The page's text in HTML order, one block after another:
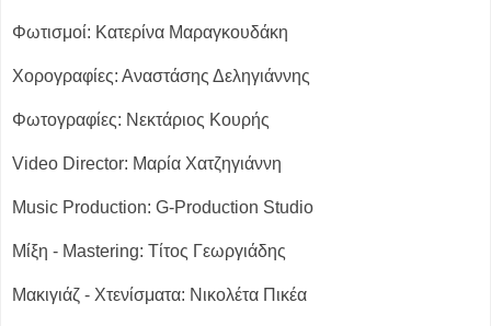
Φωτισμοί: Κατερίνα Μαραγκουδάκη
Χορογραφίες: Αναστάσης Δεληγιάννης
Φωτογραφίες: Νεκτάριος Κουρής
Video Director: Μαρία Χατζηγιάννη
Music Production: G-Production Studio
Μίξη - Mastering: Τίτος Γεωργιάδης
Μακιγιάζ - Χτενίσματα: Νικολέτα Πικέα